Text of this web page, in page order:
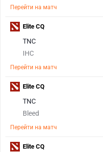
Перейти на матч
TNC
IHC
Перейти на матч
Elite CQ
TNC
Bleed
Перейти на матч
Elite CQ
Elite CQ